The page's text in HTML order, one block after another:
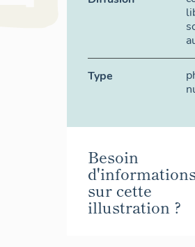
Type
Besoin
sur cette
illustration ?